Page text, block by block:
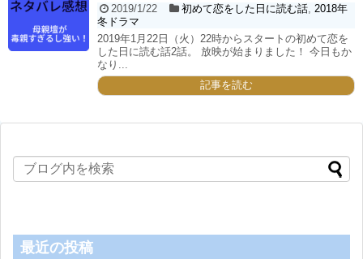
2019/1/22 初めて恋をした日に読む話, 2018年
冬ドラマ
2019年1月22日（火）22時からスタートの初めて恋を
した日に読む話2話。 放映が始まりました！ 今日もか
なり...
記事を読む
最近の投稿